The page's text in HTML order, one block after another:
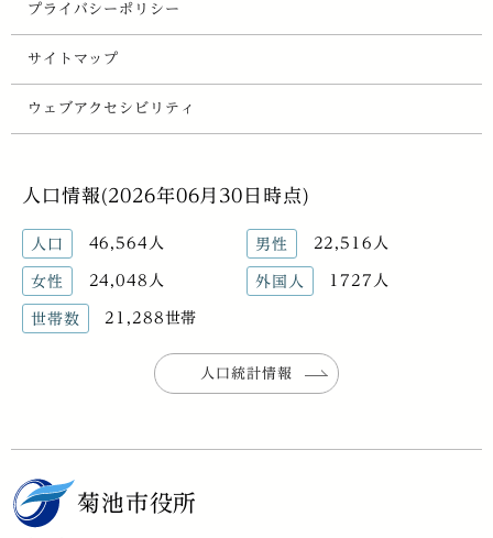
プライバシーポリシー
サイトマップ
ウェブアクセシビリティ
人口情報(2026年06月30日時点)
人口 46,564人 男性 22,516人
女性 24,048人 外国人 1727人
世帯数 21,288世帯
人口統計情報
菊池市役所